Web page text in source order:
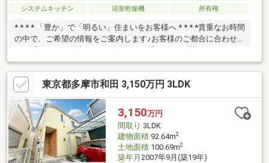
システムキッチン
浴室乾燥機 所有権
* * * * 「豊か」で「明るい」住まいをお客様へ * * * *貴重なお時間
の中で、ご希望の情報をご案内します♪お客様のご都合に合わせ
う短時間のご案内も可能です！～リフォーム内容～・全室クロ
ス・全室フロアタイル・新規ユニットバス・新規システムキッチ
ン・スイッチコンセント交換・トイレ2台新規・洗面台新規
東京都多摩市和田 3,150万円 3LDK
3,150万円
間取り 3LDK
建物面積92.64m2
土地面積100.69m2
築年月 2007年9月(築19年)